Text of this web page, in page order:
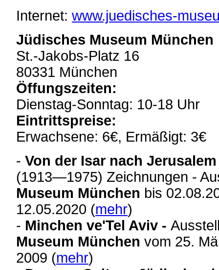
Internet: www.juedisches-
Jüdisches Museum München
St.-Jakobs-Platz 16
80331 München
Öffungszeiten:
Dienstag-Sonntag: 10-18 Uhr
Eintrittspreise:
Erwachsene: 6€, Ermäßigt: 3€
- Von der Isar nach
(1913—1975) Zeichnungen -
Museum München bis
12.05.2020 (mehr)
- Minchen ve'Tel Aviv -
Museum München vom 25.
2009 (mehr)